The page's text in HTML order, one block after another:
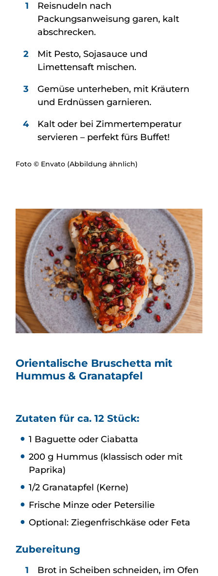
Reisnudeln nach
Packungsanweisung garen, kalt
abschrecken.
Mit Pesto, Sojasauce und
Limettensaft mischen.
Gemüse unterheben, mit Kräutern
und Erdnüssen garnieren.
Kalt oder bei Zimmertemperatur
servieren – perfekt fürs Buffet!
Foto © Envato (Abbildung ähnlich)
Orientalische Bruschetta mit
Hummus & Granatapfel
Zutaten für ca. 12 Stück:
1 Baguette oder Ciabatta
200 g Hummus (klassisch oder mit
Paprika)
1/2 Granatapfel (Kerne)
Frische Minze oder Petersilie
Optional: Ziegenfrischkäse oder Feta
Zubereitung
Brot in Scheiben schneiden, im Ofen